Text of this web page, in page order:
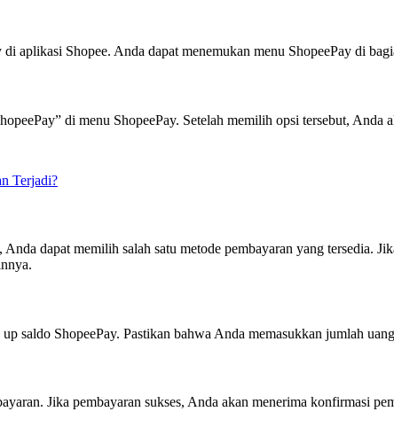
aplikasi Shopee. Anda dapat menemukan menu ShopeePay di
di menu ShopeePay. Setelah memilih opsi tersebut,
Terjadi?
dapat memilih salah satu metode pembayaran yang tersedia.
saldo ShopeePay. Pastikan bahwa Anda memasukkan jumlah
Jika pembayaran sukses, Anda akan menerima konfirmasi